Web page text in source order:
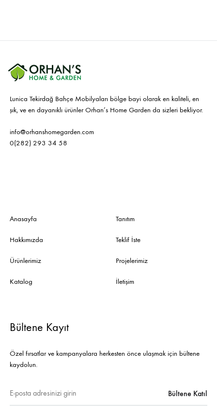
Lunica Tekirdağ Bahçe Mobilyaları bölge bayi olarak en kaliteli, en
şık, ve en dayanıklı ürünler Orhan’s Home Garden da sizleri bekliyor.
info@orhanshomegarden.com
0(282) 293 34 58
Anasayfa
Hakkımızda
Ürünlerimiz
Katalog
Tanıtım
Teklif İste
Projelerimiz
İletişim
Bültene Kayıt
Özel fırsatlar ve kampanyalara herkesten önce ulaşmak için bültene
kaydolun.